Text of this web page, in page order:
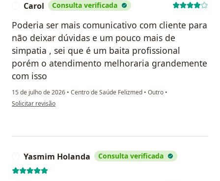
Carol Consulta verificada
Poderia ser mais comunicativo com cliente para
não deixar dúvidas e um pouco mais de
simpatia , sei que é um baita profissional
porém o atendimento melhoraria grandemente
com isso
15 de julho de 2026 • Centro de Saúde Felizmed • Outro •
na opinião do utilizador Carol
Solicitar revisão
Yasmim Holanda Consulta verificada